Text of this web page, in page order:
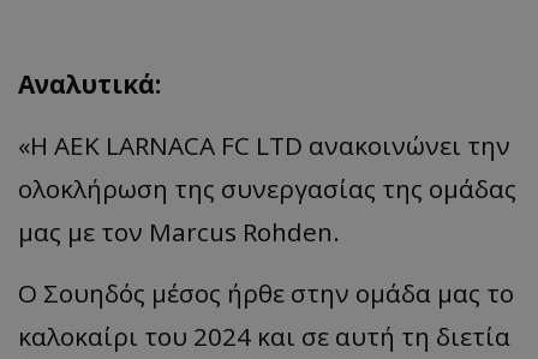
Αναλυτικά:
«H AEK LARNACA FC LTD ανακοινώνει την
ολοκλήρωση της συνεργασίας της ομάδας
μας με τον Marcus Rohden.
Ο Σουηδός μέσος ήρθε στην ομάδα μας το
καλοκαίρι του 2024 και σε αυτή τη διετία